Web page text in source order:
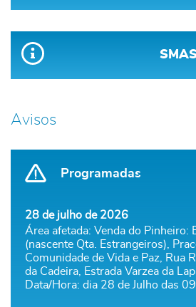
Avisos
Programadas
28 de julho de 2026
Área afetada: Venda do Pinheiro:
(nascente Qta. Estrangeiros),
Comunidade de Vida e Paz, Rua
da Cadeira, Estrada Varzea da
Data/Hora: dia 28 de Julho das